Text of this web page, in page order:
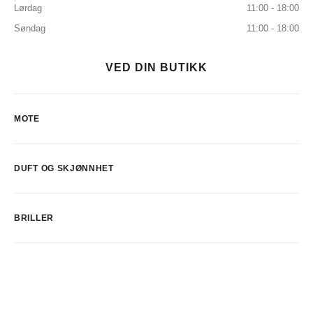
Lørdag
11:00 - 18:00
Søndag
11:00 - 18:00
VED DIN BUTIKK
MOTE
DUFT OG SKJØNNHET
BRILLER